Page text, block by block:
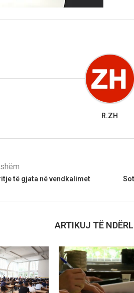
R.ZH
të gjata në vendkalimet
ARTIKUJ TË